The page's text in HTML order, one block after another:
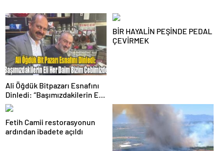
Ali Öğdük Bitpazarı Esnafını
Dinledi: “Başımızdakilerin Eli
Her Daim Bizim Cebimizde”
BİR HAYALİN PEŞİNDE PEDAL
ÇEVİRMEK
Fetih Camii restorasyonun
ardından ibadete açıldı